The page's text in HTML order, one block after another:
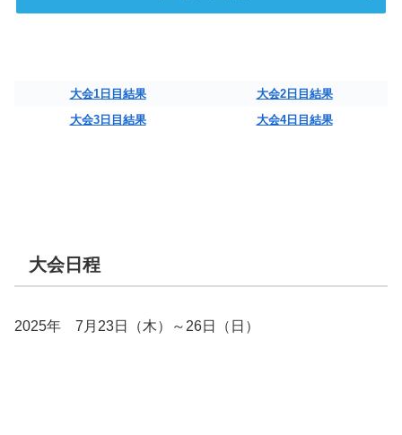
大会1日目結果
大会2日目結果
大会3日目結果
大会4日目結果
大会日程
2025年 7月23日（木）～26日（日）